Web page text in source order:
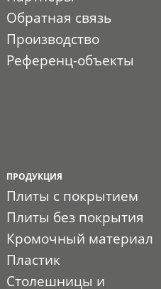
Обратная связь
Производство
Референц-объекты
ПРОДУКЦИЯ
Плиты с покрытием
Плиты без покрытия
Кромочный материал
Пластик
Столешницы и